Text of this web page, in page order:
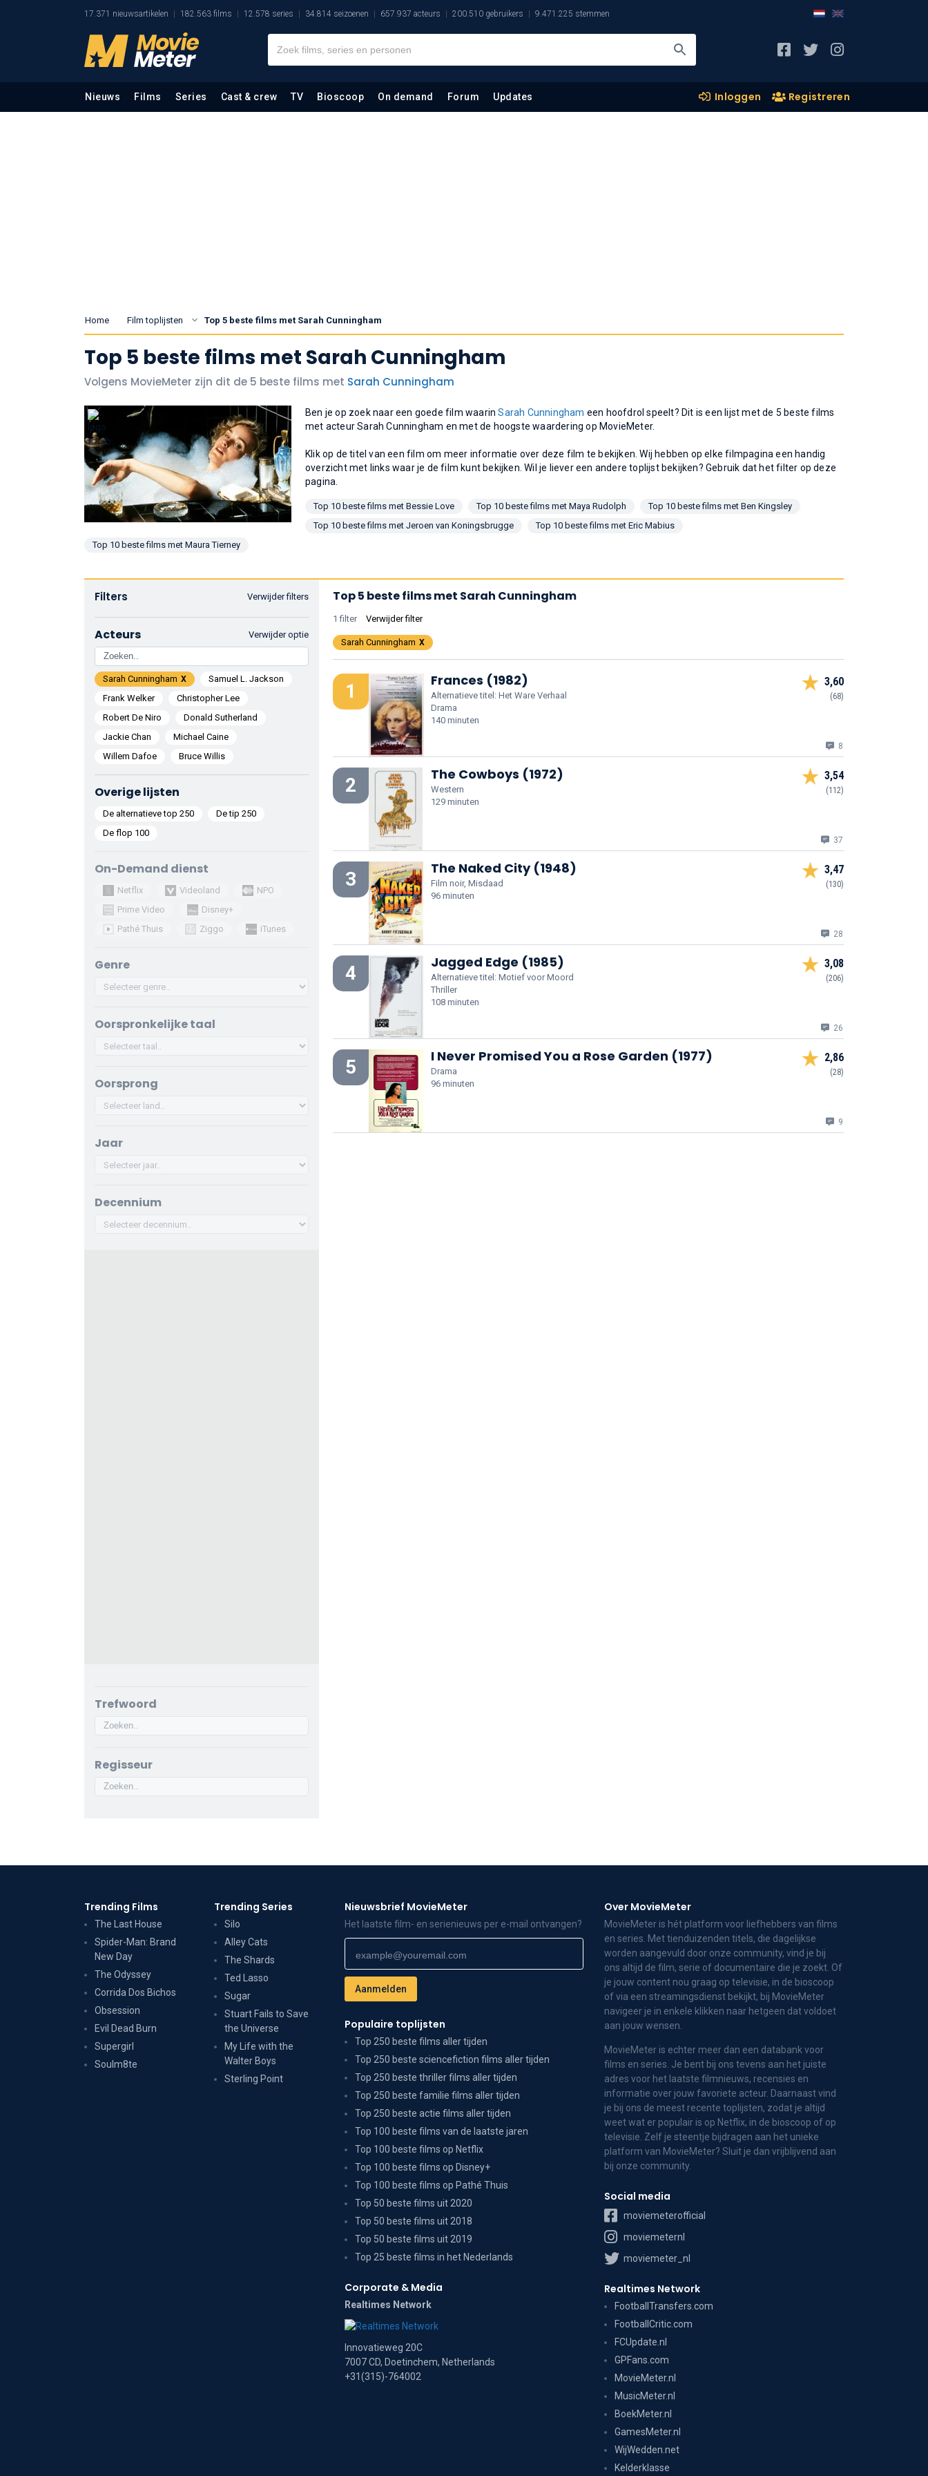
17.371 nieuwsartikelen 182.563 films 12.578 series 34.814 seizoenen 657.937 acteurs 200.510 gebruikers 9.471.225 stemmen
Nieuws Films Series Cast & crew TV Bioscoop On demand Forum Updates Inloggen Registreren
Home Film toplijsten Top 5 beste films met Sarah Cunningham
Top 5 beste films met Sarah Cunningham
Volgens MovieMeter zijn dit de 5 beste films met Sarah Cunningham
Ben je op zoek naar een goede film waarinSarah Cunningham een hoofdrol speelt? Dit is een lijst met de 5 beste films
met acteur Sarah Cunningham en met de hoogste waardering op MovieMeter.
Klik op de titel van een film om meer informatie over deze film te bekijken. Wij hebben op elke filmpagina een handig
overzicht met links waar je de film kunt bekijken. Wil je liever een andere toplijst bekijken? Gebruik dat het filter op deze
pagina.
Top 10 beste films met Bessie Love Top 10 beste films met Maya Rudolph
Top 10 beste films met Ben Kingsley
Top 10 beste films met Jeroen van Koningsbrugge
Top 10 beste films met Eric Mabius
Top 10 beste films met Maura Tierney
Verwijder filters
Filters
On-Demand dienst
Netflix Videoland
NPO
Prime Video
Disney+
Pathé Thuis
Ziggo iTunes
Genre
Oorspronkelijke taal
Oorsprong
Jaar
Decennium
Trefwoord
Verwijder optie
Acteurs
Sarah Cunningham
Samuel L. Jackson
Frank Welker
Christopher Lee
Robert De Niro
Donald Sutherland
Jackie Chan
Michael Caine
Willem Dafoe
Bruce Willis
Regisseur
Overige lijsten
De alternatieve top 250
De tip 250
De flop 100
Top 5 beste films met Sarah Cunningham
1 filter Verwijder filter
Sarah Cunningham
1 Frances (1982)
Alternatieve titel: Het Ware Verhaal
Drama
140 minuten
3,60
(68)
8
2 The Cowboys (1972)
Western
129 minuten
3,54
(112)
37
3 The Naked City (1948)
Film noir, Misdaad
96 minuten
3,47
(130)
28
4 Jagged Edge (1985)
Alternatieve titel: Motief voor Moord
Thriller
108 minuten
3,08
(206)
26
5 I Never Promised You a Rose Garden (1977)
Drama
96 minuten
2,86
(28)
9
Trending Films
The Last House
Spider-Man: Brand
New Day
The Odyssey
Corrida Dos Bichos
Obsession
Evil Dead Burn
Supergirl
Soulm8te
Trending Series
Silo
Alley Cats
The Shards
Ted Lasso
Sugar
Stuart Fails to Save
the Universe
My Life with the
Walter Boys
Sterling Point
Nieuwsbrief MovieMeter
Het laatste film- en serienieuws per e-mail ontvangen?
Populaire toplijsten
Top 250 beste films aller tijden
Top 250 beste sciencefiction films aller tijden
Top 250 beste thriller films aller tijden
Top 250 beste familie films aller tijden
Top 250 beste actie films aller tijden
Top 100 beste films van de laatste jaren
Top 100 beste films op Netflix
Top 100 beste films op Disney+
Top 100 beste films op Pathé Thuis
Top 50 beste films uit 2020
Top 50 beste films uit 2018
Top 50 beste films uit 2019
Top 25 beste films in het Nederlands
Corporate & Media
Realtimes Network
Innovatieweg 20C
7007 CD, Doetinchem, Netherlands
+31(315)-764002
Over MovieMeter
MovieMeter is hét platform voor liefhebbers van films
en series. Met tienduizenden titels, die dagelijkse
worden aangevuld door onze community, vind je bij
ons altijd de film, serie of documentaire die je zoekt. Of
je jouw content nou graag op televisie, in de bioscoop
of via een streamingsdienst bekijkt, bij MovieMeter
navigeer je in enkele klikken naar hetgeen dat voldoet
aan jouw wensen.
MovieMeter is echter meer dan een databank voor
films en series. Je bent bij ons tevens aan het juiste
adres voor het laatste filmnieuws, recensies en
informatie over jouw favoriete acteur. Daarnaast vind
je bij ons de meest recente toplijsten, zodat je altijd
weet wat er populair is op Netflix, in de bioscoop of op
televisie. Zelf je steentje bijdragen aan het unieke
platform van MovieMeter? Sluit je dan vrijblijvend aan
bij onze community.
Social media
moviemeterofficial
moviemeternl
moviemeter_nl
Realtimes Network
FootballTransfers.com
FootballCritic.com
FCUpdate.nl
GPFans.com
MovieMeter.nl
MusicMeter.nl
BoekMeter.nl
GamesMeter.nl
WijWedden.net
Kelderklasse